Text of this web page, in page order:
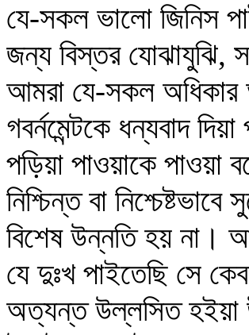
যে-সকল ভালো জিনিস
জন্য বিস্তর যোঝাযুঝি,
আমরা যে-সকল অধিকার
গবর্নমেন্টকে ধন্যবাদ
পড়িয়া পাওয়াকে পাওয়া
নিশ্চিন্ত বা
বিশেষ উন্নতি হয় না।
যে দুঃখ পাইতেছি সে
অত্যন্ত উল্লসিত হইয়া